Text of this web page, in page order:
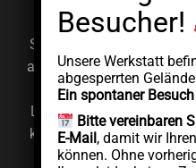
Impressum
Serviceleistungen,
ausschließlich von der
AddCycle GMBH
Lizenz der Marke EV
keine Verantwortung für
die Preisgestaltung, die
Unsere Werkstatt
abgesperrten
Ein spontaner
Bitte vereinbaren
E-Mail, damit wir
können. Ohne